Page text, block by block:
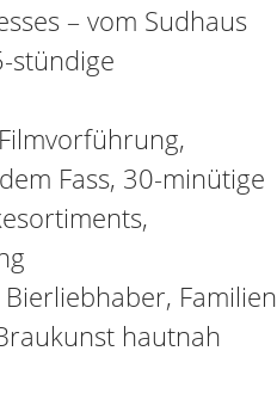
– vom Sudhaus
stündige
Fass, 30-minütige
Familien
hautnah